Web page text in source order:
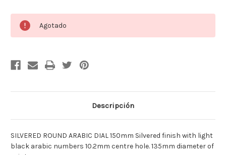
actual
de
Agotado
Descripción
SILVERED ROUND ARABIC DIAL 150mm Silvered finish with light
black arabic numbers 10.2mm centre hole. 135mm diameter of